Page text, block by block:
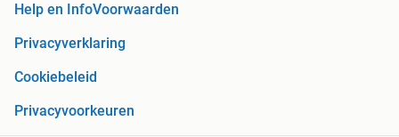
Help en InfoVoorwaarden
Privacyverklaring
Cookiebeleid
Privacyvoorkeuren